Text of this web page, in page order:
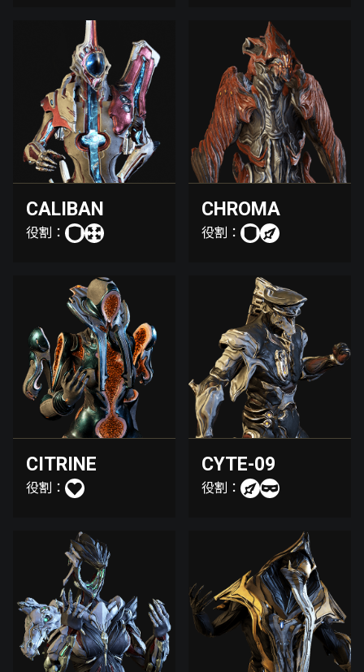
CALIBAN
役割：
CHROMA
役割：
CITRINE
役割：
CYTE-09
役割：